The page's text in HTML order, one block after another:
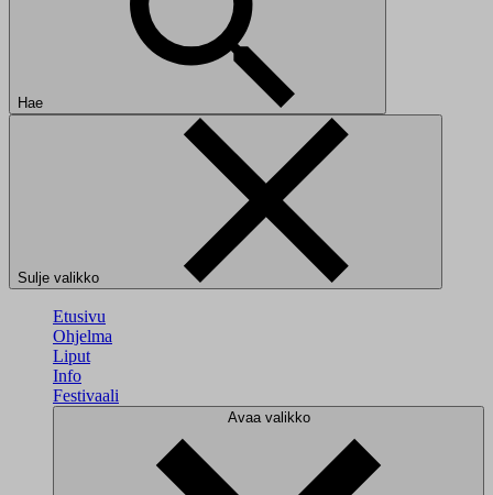
Hae
Sulje valikko
Etusivu
Ohjelma
Liput
Info
Festivaali
Avaa valikko